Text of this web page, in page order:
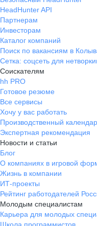
HeadHunter API
Партнерам
Инвесторам
Каталог компаний
Поиск по вакансиям в
Сетка: соцсеть для
Соискателям
hh PRO
Готовое резюме
Все сервисы
Хочу у вас работать
Производственный
Экспертная рекомендация
Новости и статьи
Блог
О компаниях в игровой
Жизнь в компании
ИТ-проекты
Рейтинг работодателей
Молодым специалистам
Карьера для молодых